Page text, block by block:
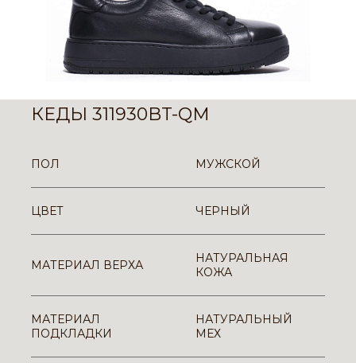
КЕДЫ 311930BT-QM
ПОЛ МУЖСКОЙ
ЦВЕТ ЧЕРНЫЙ
МАТЕРИАЛ ВЕРХА
НАТУРАЛЬНАЯ
КОЖА
МАТЕРИАЛ
ПОДКЛАДКИ
НАТУРАЛЬНЫЙ
МЕХ